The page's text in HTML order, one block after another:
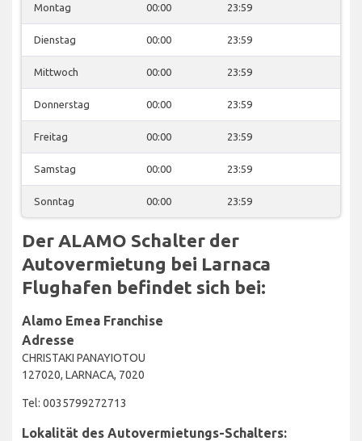
Montag 00:00 23:59
Dienstag 00:00 23:59
Mittwoch 00:00 23:59
Donnerstag 00:00 23:59
Freitag 00:00 23:59
Samstag 00:00 23:59
Sonntag 00:00 23:59
Der ALAMO Schalter der
Autovermietung bei Larnaca
Flughafen befindet sich bei:
Alamo Emea Franchise
Adresse
CHRISTAKI PANAYIOTOU
127020, LARNACA, 7020
Tel: 0035799272713
Lokalität des Autovermietungs-Schalters: